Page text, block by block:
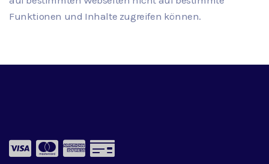
Funktionen und Inhalte zugreifen können.